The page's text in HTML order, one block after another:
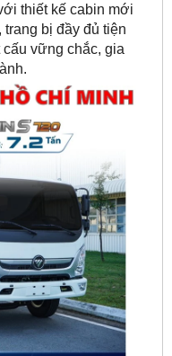
thiết kế cabin mới
bị đầy đủ tiện
vững chắc, gia